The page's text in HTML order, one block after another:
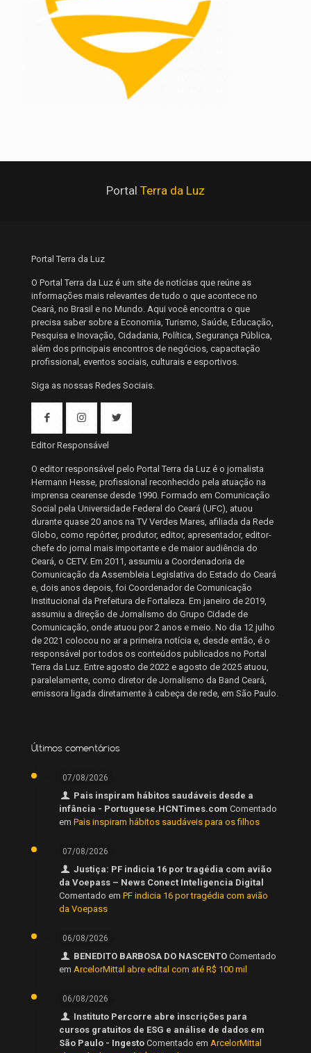
Portal Terra da Luz
Portal Terra da Luz
O Portal Terra da Luz é um site de notícias que reúne as
informações mais relevantes de tudo o que acontece no
Ceará, no Brasil e no Mundo. Aqui você encontra o que
precisa saber sobre a Economia, Turismo, Saúde, Educação,
Pesquisa e Inovação, Cidadania, Política, Segurança Pública,
além dos principais encontros de negócios, capacitação
profissional, eventos sociais, culturais e esportivos.
Siga as nossas Redes Sociais.
Editor Responsável
O editor responsável pelo Portal Terra da Luz é o jornalista
Hermann Hesse, profissional reconhecido pela atuação na
imprensa cearense desde 1990. Formado em Comunicação
Social pela Universidade Federal do Ceará (UFC), atuou
durante quase 20 anos na TV Verdes Mares, afiliada da Rede
Globo, como repórter, produtor, editor, apresentador, editor-
chefe do jornal mais importante e de maior audiência do
Ceará, o CETV. Em 2011, assumiu a Coordenadoria de
Comunicação da Assembleia Legislativa do Estado do Ceará
e, dois anos depois, foi Coordenador de Comunicação
Institucional da Prefeitura de Fortaleza. Em janeiro de 2019,
assumiu a direção de Jornalismo do Grupo Cidade de
Comunicação, onde atuou por 2 anos e meio. No dia 12 julho
de 2021 colocou no ar a primeira notícia e, desde então, é o
responsável por todos os conteúdos publicados no Portal
Terra da Luz. Entre agosto de 2022 e agosto de 2025 atuou,
paralelamente, como diretor de Jornalismo da Band Ceará,
emissora ligada diretamente à cabeça de rede, em São Paulo.
Últimos comentários
07/08/2026
Pais inspiram hábitos saudáveis desde a
infância - Portuguese.HCNTimes.com Comentado
em Pais inspiram hábitos saudáveis para os filhos
07/08/2026
Justiça: PF indicia 16 por tragédia com avião
da Voepass – News Conect Inteligencia Digital
Comentado em PF indicia 16 por tragédia com avião
da Voepass
06/08/2026
BENEDITO BARBOSA DO NASCENTO Comentado
em ArcelorMittal abre edital com até R$ 100 mil
06/08/2026
Instituto Percorre abre inscrições para
cursos gratuitos de ESG e análise de dados em
São Paulo - Ingesto Comentado em ArcelorMittal